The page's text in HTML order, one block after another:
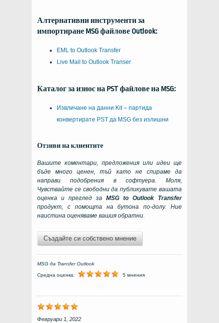
Алтернативни инструменти за
импортиране MSGфайлове Outlook:
EML to Outlook Transfer
Live Mail to Outlook Transer
Каталог за износ на PST файлове на MSG:
Извличане на данни Kit – партида
конвертирате PST да MSG без излишни
Отзиви на клиентите
Вашите коментари, предложения или идеи ще
бъде много ценен, тъй като не спираме да
направи подобрения в софтуера. Моля,
Чувствайте се свободни да публикувате вашата
оценка и преглед за MSG to Outlook Transfer
продукт, с помощта на бутона по-долу. Ние
наистина оценяваме вашия обратни.
Създайте си собствено мнение
MSG да Transfer Outlook
Средна оценка: 5 мнения
Февруари 1, 2022